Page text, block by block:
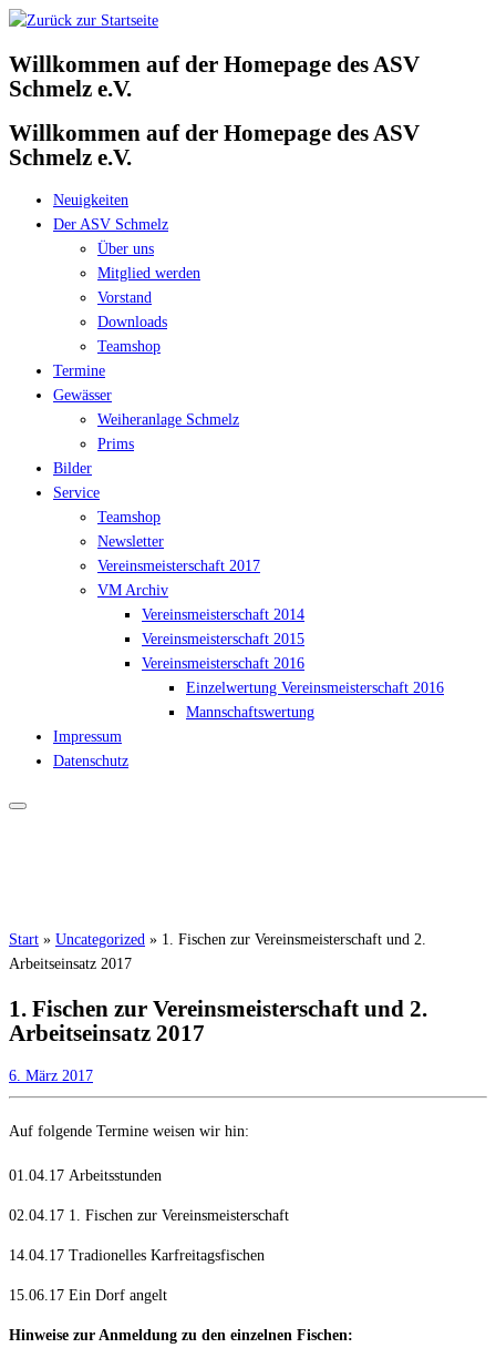
Zum
springen
Willkommen auf der Homepage des ASV
Schmelz e.V.
Willkommen auf der Homepage des ASV
Schmelz e.V.
Neuigkeiten
Der ASV Schmelz
Über uns
Mitglied werden
Vorstand
Downloads
Teamshop
Termine
Gewässer
Weiheranlage Schmelz
Prims
Bilder
Service
Teamshop
Newsletter
Vereinsmeisterschaft 2017
VM Archiv
Vereinsmeisterschaft 2014
Vereinsmeisterschaft 2015
Vereinsmeisterschaft 2016
Einzelwertung Vereinsmeisterschaft 2016
Mannschaftswertung
Impressum
Datenschutz
Start » Uncategorized » 1. Fischen zur Vereinsmeisterschaft und 2.
Arbeitseinsatz 2017
1. Fischen zur Vereinsmeisterschaft und 2.
Arbeitseinsatz 2017
6. März 2017
Auf folgende Termine weisen wir hin:
01.04.17 Arbeitsstunden
02.04.17 1. Fischen zur Vereinsmeisterschaft
14.04.17 Tradionelles Karfreitagsfischen
15.06.17 Ein Dorf angelt
Hinweise zur Anmeldung zu den einzelnen Fischen: